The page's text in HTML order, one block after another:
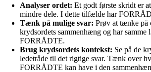
Analyser ordet: Et godt første skridt er
mindre dele. I dette tilfælde har
Tænk på mulige svar: Prøv at tænke på
krydsordets sammenhæng og har samme
FORRÅDTE.
Brug krydsordets kontekst: Se på de
ledetråde til det rigtige svar. Tænk over
FORRÅDTE kan have i den